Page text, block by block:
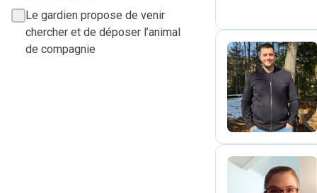
Le gardien propose de venir
chercher et de déposer l’animal
de compagnie
M